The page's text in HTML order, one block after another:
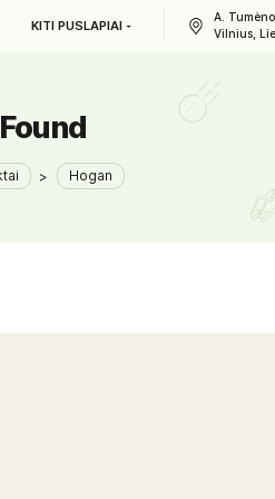
PASLAUGOS KITI
Nothing Found
Hogan